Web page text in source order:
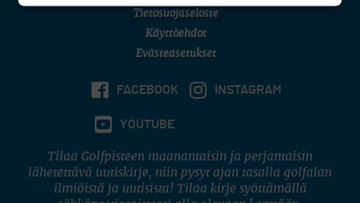
Tietosuojaseloste
Käyttöehdot
Evästeasetukset
FACEBOOK INSTAGRAM
YOUTUBE
Tilaa Golfpisteen maanantaisin ja perjantaisin
lähetettävä uutiskirje, niin pysyt ajan tasalla golfalan
ilmiöistä ja uutisista! Tilaa kirje syöttämällä